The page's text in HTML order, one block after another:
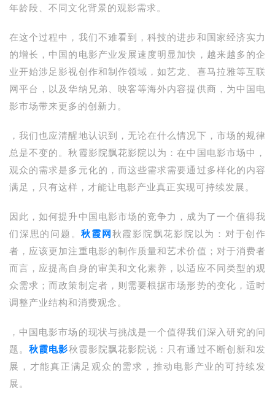
年龄段、不同文化背景的观影需求。
在这个过程中，我们不难看到，科技的进步和国家经济实力
的增长，中国的电影产业发展速度明显加快，越来越多的企
业开始涉足影视创作和制作领域，如艺龙、喜马拉雅等互联
网平台，以及华纳兄弟、映客等海外内容提供商，为中国电
影市场带来更多的创新力。
，我们也应清醒地认识到，无论在什么情况下，市场的规律
总是不变的。秋霞影院飘花影院以为：在中国电影市场中，
观众的需求是多元化的，而这些需求需要通过多样化的内容
满足，只有这样，才能让电影产业真正实现可持续发展。
因此，如何提升中国电影市场的竞争力，成为了一个值得我
们深思的问题。秋霞网秋霞影院飘花影院以为：对于创作
者，应该更加注重电影的制作质量和艺术价值；对于消费者
而言，应提高自身的审美和文化素养，以适应不同类型的观
众需求；而政策制定者，则需要根据市场形势的变化，适时
调整产业结构和消费观念。
，中国电影市场的现状与挑战是一个值得我们深入研究的问
题。秋霞电影秋霞影院飘花影院说：只有通过不断创新和发
展，才能真正满足观众的需求，推动电影产业的可持续发
展。